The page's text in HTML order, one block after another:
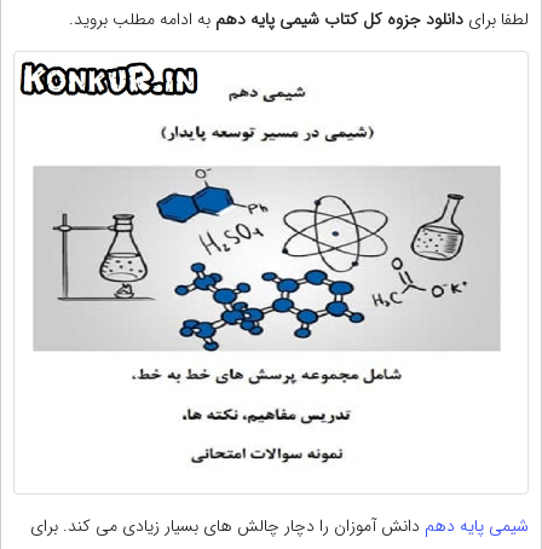
لطفا برای دانلود جزوه کل کتاب شیمی پایه دهم به ادامه مطلب بروید.
شیمی پایه دهم دانش آموزان را دچار چالش های بسیار زیادی می کند. برای